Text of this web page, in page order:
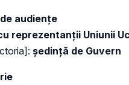
audiențe
reprezentanții Uniunii
ședință de Guvern